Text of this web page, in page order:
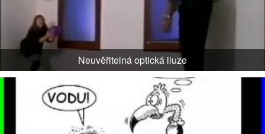
Neuvěřitelná optická iluze